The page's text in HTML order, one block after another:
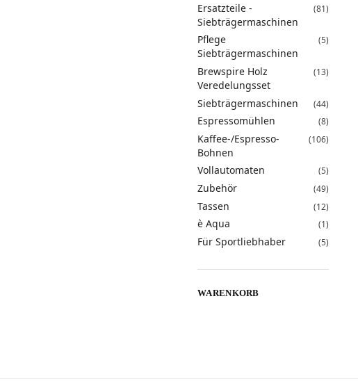
Ersatzteile -
Siebträgermaschinen
(81)
Pflege
Siebträgermaschinen
(5)
Brewspire Holz
Veredelungsset
(13)
Siebträgermaschinen (44)
Espressomühlen (8)
Kaffee-/Espresso-
Bohnen
(106)
Vollautomaten (5)
Zubehör (49)
Tassen (12)
è Aqua (1)
Für Sportliebhaber (5)
WARENKORB